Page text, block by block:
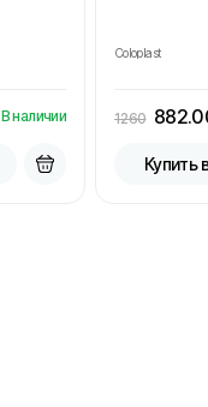
В наличии
Coloplast
1260
Купить